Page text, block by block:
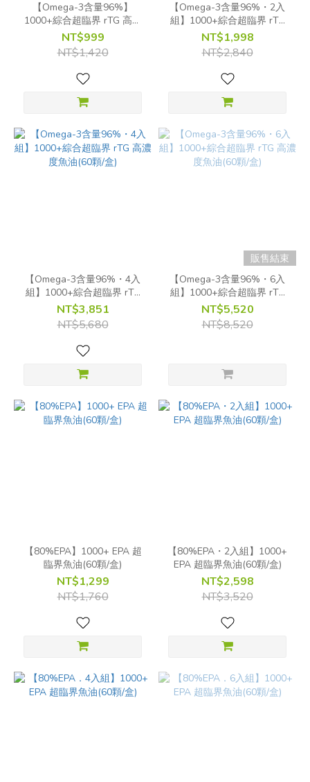
【Omega-3含量96%】
1000+綜合超臨界 rTG 高濃
度魚油(60顆/盒)
NT$999
NT$1,420
【Omega-3含量96%・2入
組】1000+綜合超臨界 rTG
高濃度魚油(60顆/盒)
NT$1,998
NT$2,840
【Omega-3含量96%・4入
組】1000+綜合超臨界 rTG
高濃度魚油(60顆/盒)
NT$3,851
NT$5,680
販售結束
【Omega-3含量96%・6入
組】1000+綜合超臨界 rTG
高濃度魚油(60顆/盒)
NT$5,520
NT$8,520
【80%EPA】1000+ EPA 超
臨界魚油(60顆/盒)
NT$1,299
NT$1,760
【80%EPA・2入組】1000+
EPA 超臨界魚油(60顆/盒)
NT$2,598
NT$3,520